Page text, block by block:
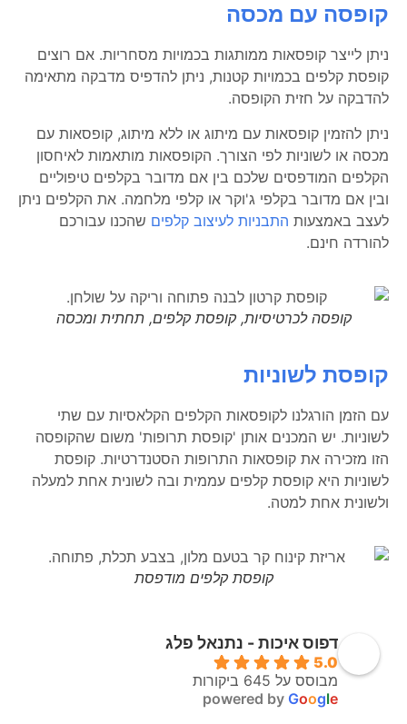
קופסה עם מכסה
קופסה לכרטיסיות, קופסת קלפים, תחתית ומכסה
ניתן לייצר קופסאות ממותגות בכמויות מסחריות. אם רוצים
קופסת קלפים בכמויות קטנות, ניתן להדפיס מדבקה מתאימה
להדבקה על חזית הקופסה.
ניתן להזמין קופסאות עם מיתוג או ללא מיתוג, קופסאות עם
מכסה או לשוניות לפי הצורך. הקופסאות מותאמות לאיחסון
הקלפים המודפסים שלכם בין אם מדובר בקלפים טיפוליים
ובין אם מדובר בקלפי ג'וקר או קלפי מלחמה. את הקלפים ניתן
לעצב באמצעותהתבניות לעיצוב קלפיםשהכנו עבורכם
להורדה חינם.
קופסת לשוניות
קופסת קלפים מודפסת
עם הזמן הורגלנו לקופסאות הקלפים הקלאסיות עם שתי
לשוניות. יש המכנים אותן 'קופסת תרופות' משום שהקופסה
הזו מזכירה את קופסאות התרופות הסטנדרטיות. קופסת
לשוניות היא קופסת קלפים עממית ובה לשונית אחת למעלה
ולשונית אחת למטה.
דפוס איכות - נתנאל פלג
5.0
מבוסס על 645 ביקורות
powered byGoogl